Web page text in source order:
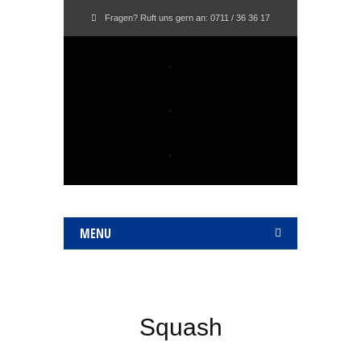
Fragen? Ruft uns gern an: 0711 / 36 36 17
MENU
Squash